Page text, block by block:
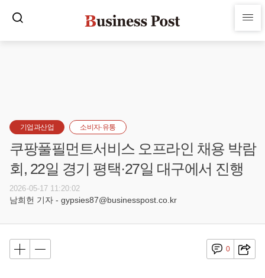
기업과산업 소비자·유통
쿠팡풀필먼트서비스 오프라인 채용 박람
회, 22일 경기 평택·27일 대구에서 진행
2026-05-17 11:20:02
남희헌 기자 - gypsies87@businesspost.co.kr
0